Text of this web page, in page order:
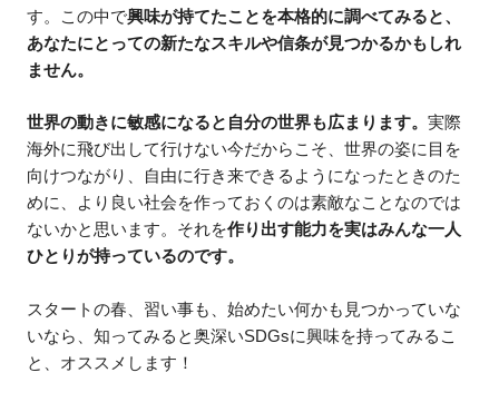
す。この中で興味が持てたことを本格的に調べてみると、
あなたにとっての新たなスキルや信条が見つかるかもしれ
ません。
世界の動きに敏感になると自分の世界も広まります。実際
海外に飛び出して行けない今だからこそ、世界の姿に目を
向けつながり、自由に行き来できるようになったときのた
めに、より良い社会を作っておくのは素敵なことなのでは
ないかと思います。それを作り出す能力を実はみんな一人
ひとりが持っているのです。
スタートの春、習い事も、始めたい何かも見つかっていな
いなら、知ってみると奥深いSDGsに興味を持ってみるこ
と、オススメします！